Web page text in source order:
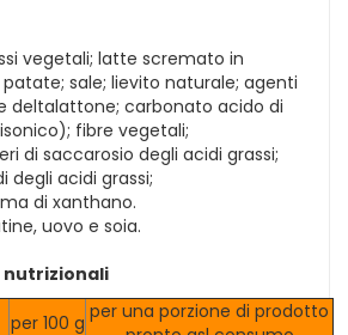
vegetali; latte scremato in
sale; lievito naturale; agenti
deltalattone; carbonato acido di
fibre vegetali;
di saccarosio degli acidi grassi;
degli acidi grassi;
di xanthano.
uovo e soia.
per 100 g per una porzione di prodotto